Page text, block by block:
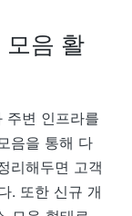
모음 활
주변 인프라를
음을 통해 다
리해두면 고객
. 또한 신규 개